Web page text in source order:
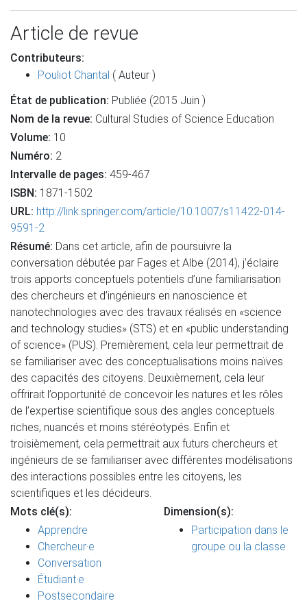
Article de revue
Contributeurs:
Pouliot Chantal ( Auteur )
État de publication: Publiée (2015 Juin )
Nom de la revue: Cultural Studies of Science Education
Volume: 10
Numéro: 2
Intervalle de pages: 459-467
ISBN: 1871-1502
URL: http://link.springer.com/article/10.1007/s11422-014-
9591-2
Résumé: Dans cet article, afin de poursuivre la
conversation débutée par Fages et Albe (2014), j’éclaire
trois apports conceptuels potentiels d’une familiarisation
des chercheurs et d’ingénieurs en nanoscience et
nanotechnologies avec des travaux réalisés en «science
and technology studies» (STS) et en «public understanding
of science» (PUS). Premièrement, cela leur permettrait de
se familiariser avec des conceptualisations moins naïves
des capacités des citoyens. Deuxièmement, cela leur
offrirait l’opportunité de concevoir les natures et les rôles
de l’expertise scientifique sous des angles conceptuels
riches, nuancés et moins stéréotypés. Enfin et
troisièmement, cela permettrait aux futurs chercheurs et
ingénieurs de se familiariser avec différentes modélisations
des interactions possibles entre les citoyens, les
scientifiques et les décideurs.
Mots clé(s):
Apprendre
Chercheur·e
Conversation
Étudiant·e
Postsecondaire
Dimension(s):
Participation dans le
groupe ou la classe